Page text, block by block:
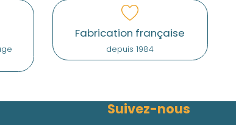
Fabrication française
depuis 1984
Suivez-nous